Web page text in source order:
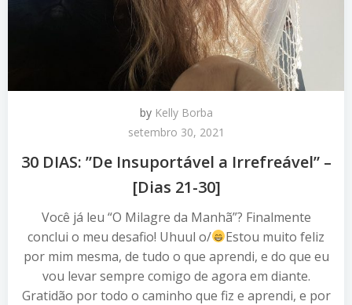
by Kelly Borba
setembro 30, 2021
30 DIAS: ”De Insuportável a Irrefreável” –
[Dias 21-30]
Você já leu “O Milagre da Manhã”? Finalmente
conclui o meu desafio! Uhuul o/
Estou muito feliz
por mim mesma, de tudo o que aprendi, e do que eu
vou levar sempre comigo de agora em diante.
Gratidão por todo o caminho que fiz e aprendi, e por